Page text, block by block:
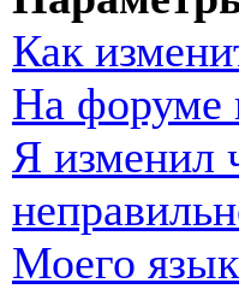
Как
На форуме
Я изменил
Моего